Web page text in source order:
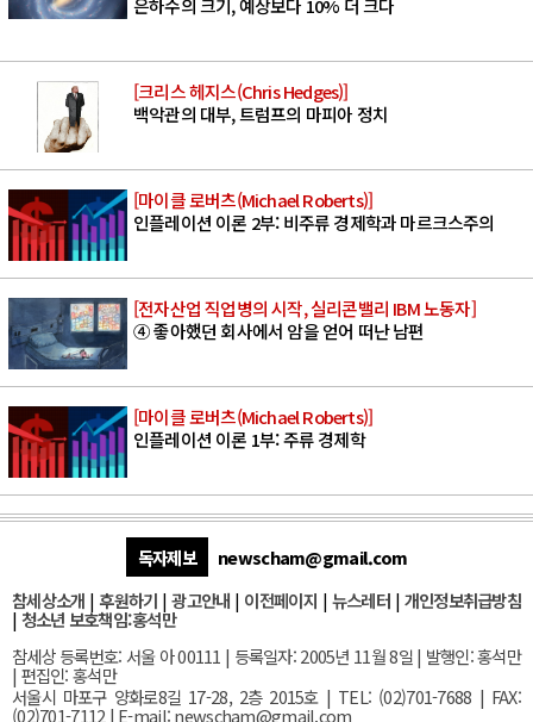
[크리스 헤지스(Chris Hedges)]
백악관의 대부, 트럼프의 마피아 정치
[마이클 로버츠(Michael Roberts)]
인플레이션 이론 2부: 비주류 경제학과 마르크스주의
[전자산업 직업병의 시작, 실리콘밸리 IBM 노동자]
④ 좋아했던 회사에서 암을 얻어 떠난 남편
[마이클 로버츠(Michael Roberts)]
인플레이션 이론 1부: 주류 경제학
독자제보
newscham@gmail.com
참세상소개 | 후원하기 |광고안내 | 이전페이지 | 뉴스레터| 개인정보취급방침
| 청소년 보호책임:홍석만
참세상 등록번호: 서울 아 00111 | 등록일자: 2005년 11월 8일 | 발행인: 홍석만
| 편집인: 홍석만
서울시 마포구 양화로8길 17-28, 2층 2015호| TEL: (02)701-7688 | FAX:
(02)701-7112 | E-mail:newscham@gmail.com